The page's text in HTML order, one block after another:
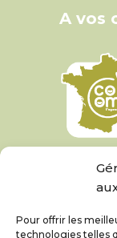
Pour offrir les
technologies telles
A vos